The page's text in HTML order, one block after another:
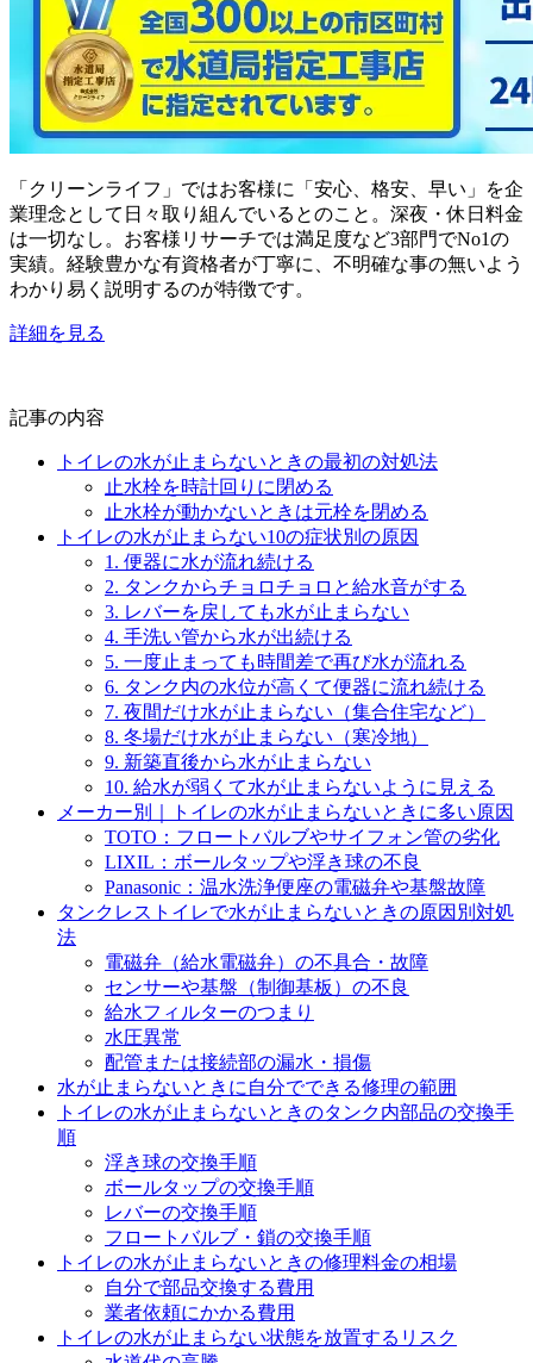
「クリーンライフ」ではお客様に「安心、格安、早い」を企
業理念として日々取り組んでいるとのこと。深夜・休日料金
は一切なし。お客様リサーチでは満足度など3部門でNo1の
実績。経験豊かな有資格者が丁寧に、不明確な事の無いよう
わかり易く説明するのが特徴です。
詳細を見る
記事の内容
トイレの水が止まらないときの最初の対処法
止水栓を時計回りに閉める
止水栓が動かないときは元栓を閉める
トイレの水が止まらない10の症状別の原因
1. 便器に水が流れ続ける
2. タンクからチョロチョロと給水音がする
3. レバーを戻しても水が止まらない
4. 手洗い管から水が出続ける
5. 一度止まっても時間差で再び水が流れる
6. タンク内の水位が高くて便器に流れ続ける
7. 夜間だけ水が止まらない（集合住宅など）
8. 冬場だけ水が止まらない（寒冷地）
9. 新築直後から水が止まらない
10. 給水が弱くて水が止まらないように見える
メーカー別｜トイレの水が止まらないときに多い原因
TOTO：フロートバルブやサイフォン管の劣化
LIXIL：ボールタップや浮き球の不良
Panasonic：温水洗浄便座の電磁弁や基盤故障
タンクレストイレで水が止まらないときの原因別対処
法
電磁弁（給水電磁弁）の不具合・故障
センサーや基盤（制御基板）の不良
給水フィルターのつまり
水圧異常
配管または接続部の漏水・損傷
水が止まらないときに自分でできる修理の範囲
トイレの水が止まらないときのタンク内部品の交換手
順
浮き球の交換手順
ボールタップの交換手順
レバーの交換手順
フロートバルブ・鎖の交換手順
トイレの水が止まらないときの修理料金の相場
自分で部品交換する費用
業者依頼にかかる費用
トイレの水が止まらない状態を放置するリスク